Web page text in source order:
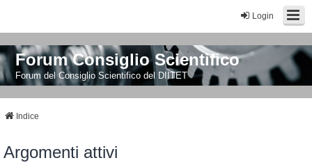
Login
Forum Consiglio Scientifico
Forum del Consiglio Scientifico del DIITET
Indice
Argomenti attivi